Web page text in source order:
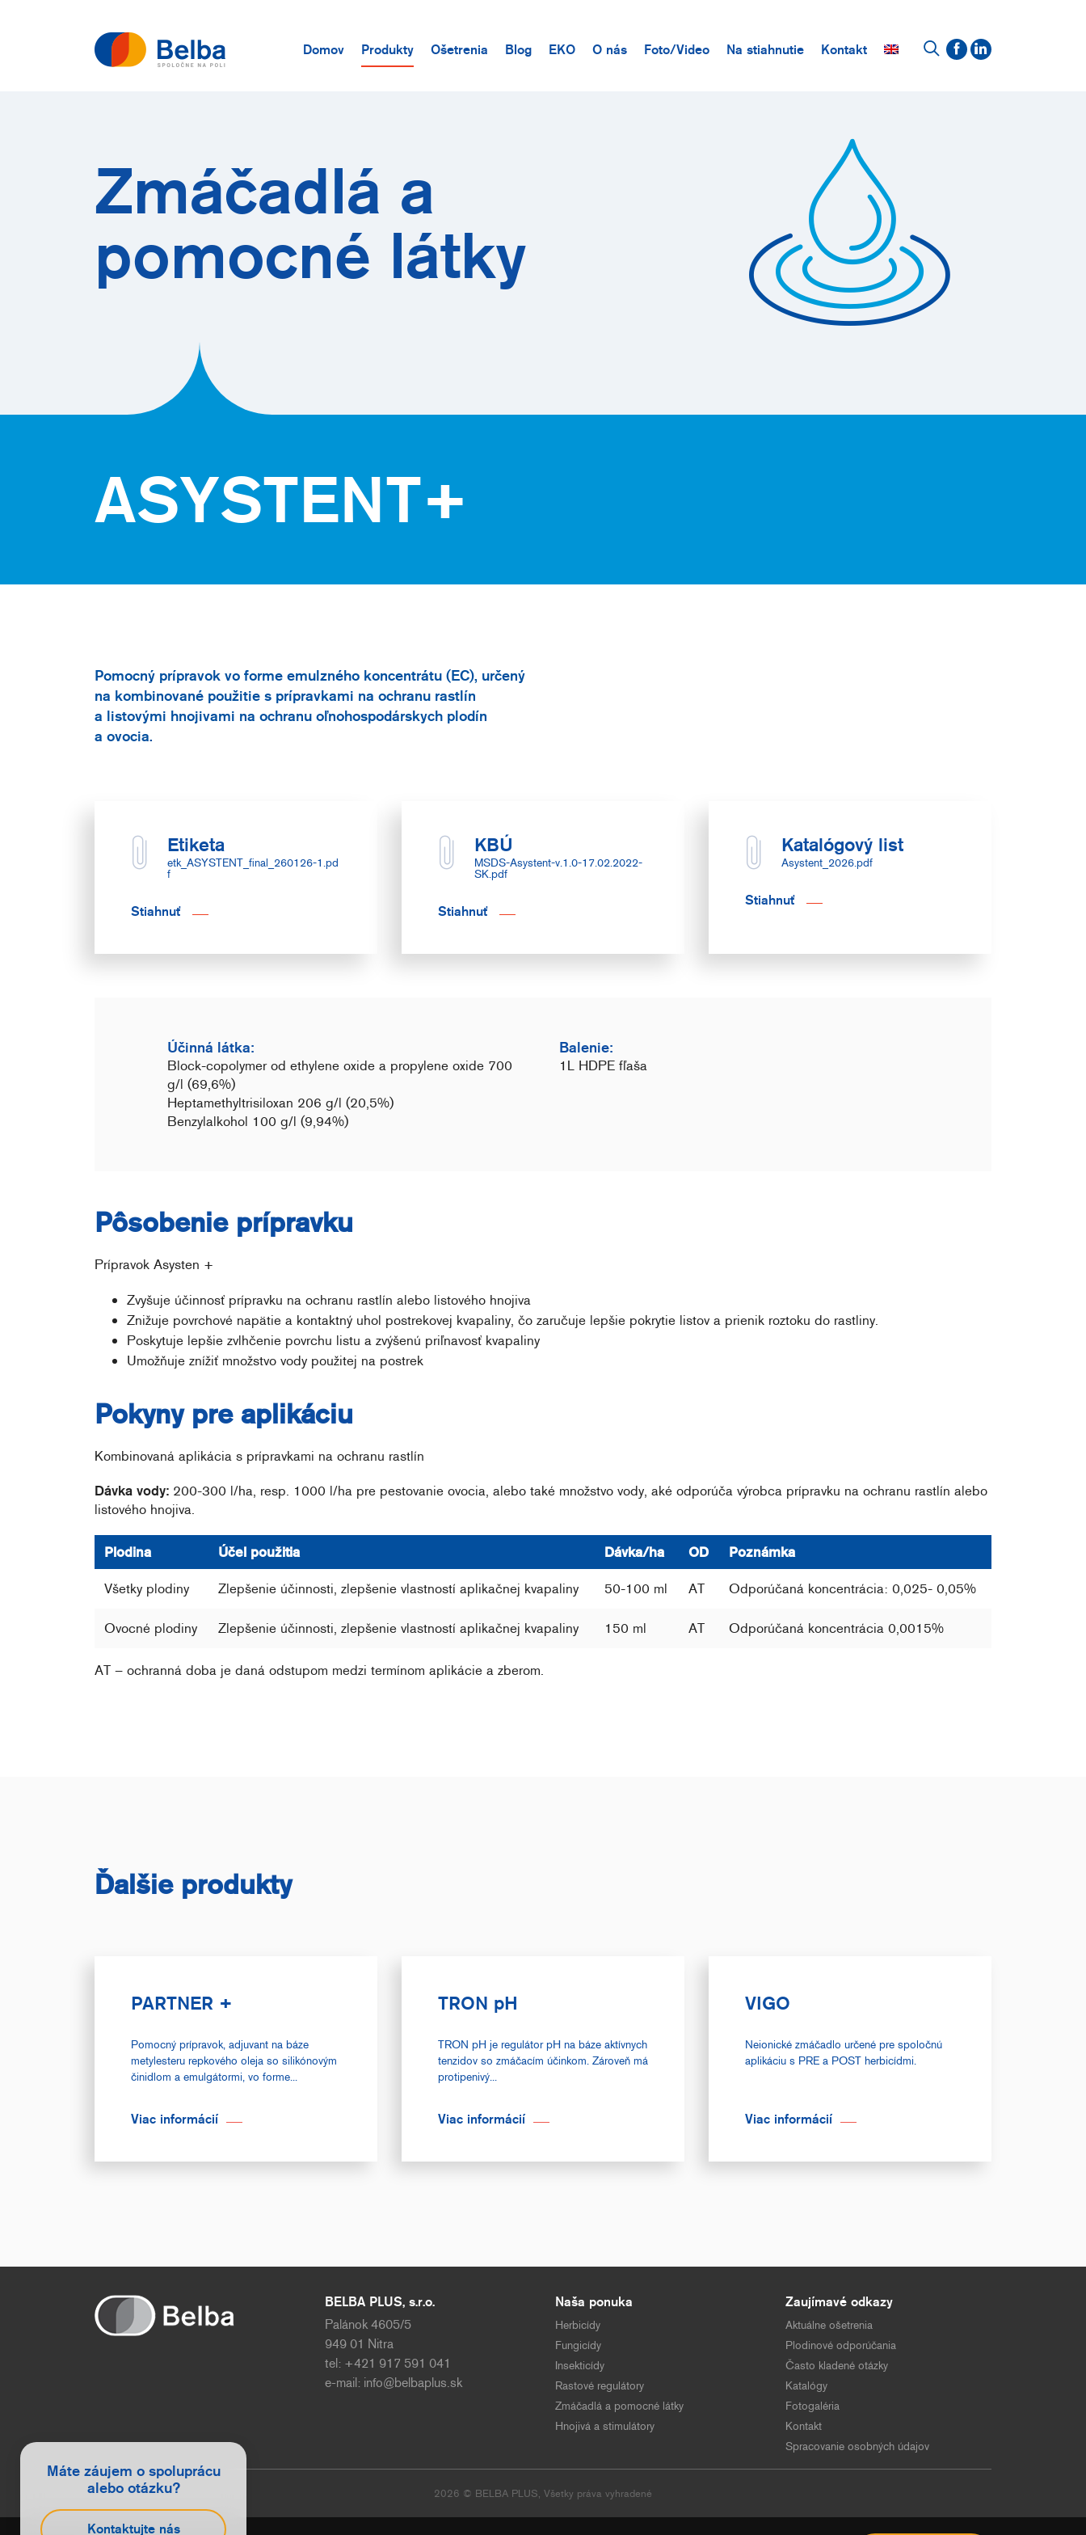
Domov Produkty Ošetrenia Blog EKO O nás Foto/Video Na stiahnutie Kontakt
Zmáčadlá a
pomocné látky
ASYSTENT+
Pomocný prípravok vo forme emulzného koncentrátu (EC), určený
na kombinované použitie s prípravkami na ochranu rastlín
a listovými hnojivami na ochranu oľnohospodárskych plodín
a ovocia.
Etiketa
etk_ASYSTENT_final_260126-1.pd
f
Stiahnuť
KBÚ
MSDS-Asystent-v.1.0-17.02.2022-
SK.pdf
Stiahnuť
Katalógový list
Asystent_2026.pdf
Stiahnuť
Účinná látka:
Block-copolymer od ethylene oxide a propylene oxide 700
g/l (69,6%)
Heptamethyltrisiloxan 206 g/l (20,5%)
Benzylalkohol 100 g/l (9,94%)
Balenie:
1L HDPE fľaša
Pôsobenie prípravku
Prípravok Asysten +
Zvyšuje účinnosť prípravku na ochranu rastlín alebo listového hnojiva
Znižuje povrchové napätie a kontaktný uhol postrekovej kvapaliny, čo zaručuje lepšie pokrytie listov a prienik roztoku do rastliny.
Poskytuje lepšie zvlhčenie povrchu listu a zvýšenú priľnavosť kvapaliny
Umožňuje znížiť množstvo vody použitej na postrek
Pokyny pre aplikáciu
Kombinovaná aplikácia s prípravkami na ochranu rastlín
Dávka vody: 200-300 l/ha, resp. 1000 l/ha pre pestovanie ovocia, alebo také množstvo vody, aké odporúča výrobca prípravku na ochranu rastlín alebo
listového hnojiva.
Plodina Účel použitia Dávka/ha OD Poznámka
Všetky plodiny Zlepšenie účinnosti, zlepšenie vlastností aplikačnej kvapaliny 50-100 ml AT Odporúčaná koncentrácia: 0,025- 0,05%
Ovocné plodiny Zlepšenie účinnosti, zlepšenie vlastností aplikačnej kvapaliny 150 ml AT Odporúčaná koncentrácia 0,0015%
AT – ochranná doba je daná odstupom medzi termínom aplikácie a zberom.
Ďalšie produkty
PARTNER +
Pomocný prípravok, adjuvant na báze
metylesteru repkového oleja so silikónovým
činidlom a emulgátormi, vo forme...
Viac informácií
TRON pH
TRON pH je regulátor pH na báze aktívnych
tenzidov so zmáčacím účinkom. Zároveň má
protipenivý...
Viac informácií
VIGO
Neionické zmáčadlo určené pre spoločnú
aplikáciu s PRE a POST herbicídmi.
Viac informácií
BELBA PLUS, s.r.o.
Palánok 4605/5
949 01 Nitra
tel: +421 917 591 041
e-mail: info@belbaplus.sk
Naša ponuka
Herbicídy
Fungicídy
Insekticídy
Rastové regulátory
Zmáčadlá a pomocné látky
Hnojivá a stimulátory
Zaujímavé odkazy
Aktuálne ošetrenia
Plodinové odporúčania
Často kladené otázky
Katalógy
Fotogaléria
Kontakt
Spracovanie osobných údajov
2026 © BELBA PLUS, Všetky práva vyhradené
Máte záujem o spoluprácu
alebo otázku?
Kontaktujte nás